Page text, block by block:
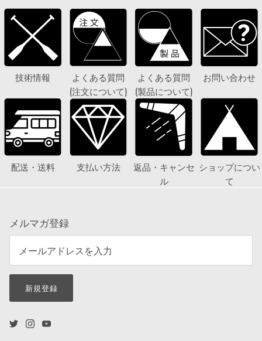
技術情報
よくある質問
(注文について)
よくある質問
(製品について)
お問い合わせ
配送・送料 支払い方法
返品・キャンセ
ル
ショップについ
て
メルマガ登録
新規登録